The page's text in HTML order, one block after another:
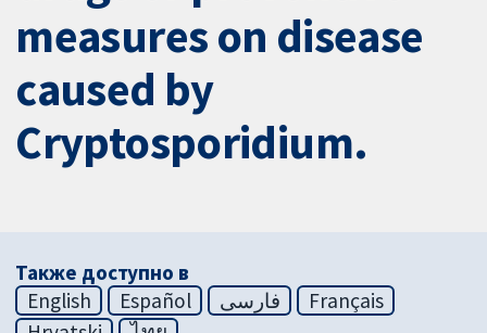
measures on disease
caused by
Cryptosporidium.
Также доступно в
English
Español فارسی
Français